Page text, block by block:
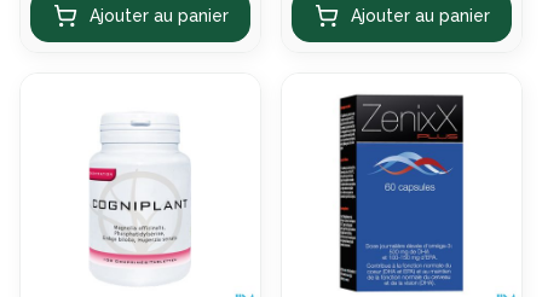
Ajouter au panier Ajouter au panier